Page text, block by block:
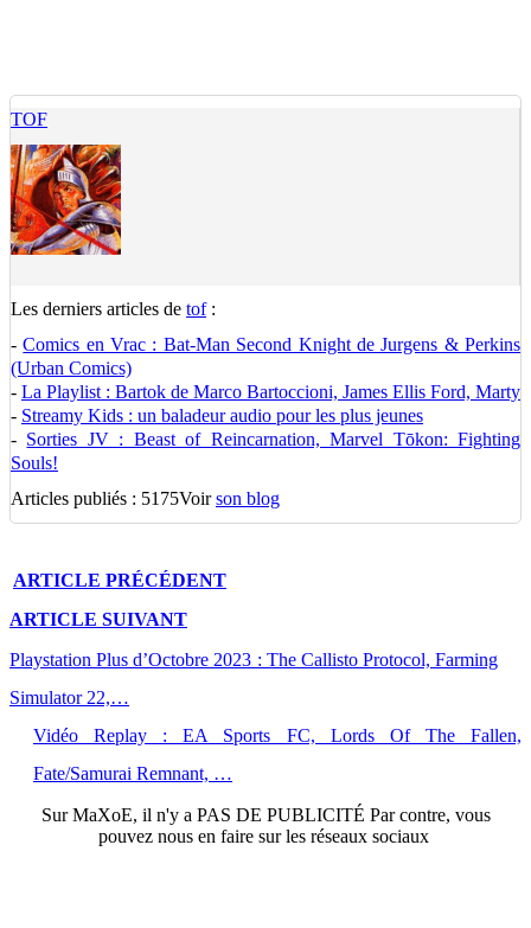
TOF
Les derniers articles de tof:
-Comics en Vrac : Bat-Man Second Knight de Jurgens & Perkins
(Urban Comics)
- La Playlist : Bartok de Marco Bartoccioni, James Ellis Ford, Marty
- Streamy Kids : un baladeur audio pour les plus jeunes
- Sorties JV : Beast of Reincarnation, Marvel Tōkon: Fighting
Souls!
Articles publiés : 5175Voirson blog
ARTICLE PRÉCÉDENT
ARTICLE SUIVANT
Playstation Plus d’Octobre 2023 : The Callisto Protocol, Farming
Simulator 22,…
Vidéo Replay : EA Sports FC, Lords Of The Fallen,
Fate/Samurai Remnant, …
SurMaXoE, il n'y a PAS DE PUBLICITÉ Par contre, vous
pouvez nous en faire sur les réseaux sociaux